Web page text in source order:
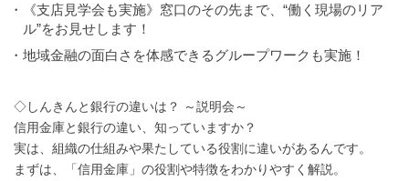
・《支店見学会も実施》窓口のその先まで、“働く現場のリア
ル”をお見せします！
・地域金融の面白さを体感できるグループワークも実施！
◇しんきんと銀行の違いは？ ～説明会～
信用金庫と銀行の違い、知っていますか？
実は、組織の仕組みや果たしている役割に違いがあるんです。
まずは、「信用金庫」の役割や特徴をわかりやすく解説。